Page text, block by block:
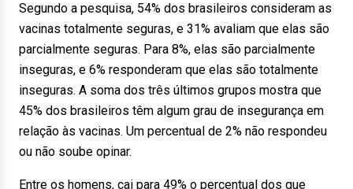
Segundo a pesquisa, 54% dos brasileiros consideram as
vacinas totalmente seguras, e 31% avaliam que elas são
parcialmente seguras. Para 8%, elas são parcialmente
inseguras, e 6% responderam que elas são totalmente
inseguras. A soma dos três últimos grupos mostra que
45% dos brasileiros têm algum grau de insegurança em
relação às vacinas. Um percentual de 2% não respondeu
ou não soube opinar.
Entre os homens, cai para 49% o percentual dos que